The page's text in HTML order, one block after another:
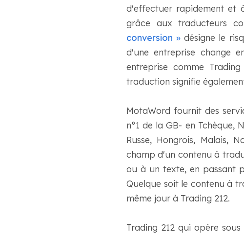
d'effectuer rapidement et
grâce aux traducteurs
conversion » désigne le
d'une entreprise change
entreprise comme
traduction signifie
MotaWord fournit des
n°1 de la GB- en Tchèque,
Russe, Hongrois, Malais,
champ d'un contenu à
ou à un texte, en passant
Quelque soit le contenu à
même jour à Trading 212.
Trading 212 qui opère